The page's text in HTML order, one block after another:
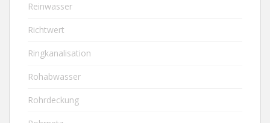
Reinwasser
Richtwert
Ringkanalisation
Rohabwasser
Rohrdeckung